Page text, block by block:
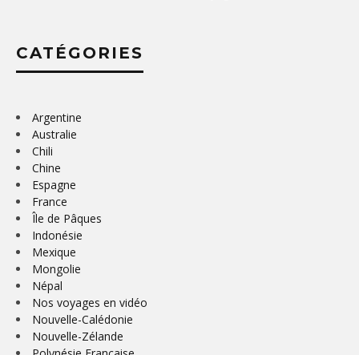
CATÉGORIES
Argentine
Australie
Chili
Chine
Espagne
France
Île de Pâques
Indonésie
Mexique
Mongolie
Népal
Nos voyages en vidéo
Nouvelle-Calédonie
Nouvelle-Zélande